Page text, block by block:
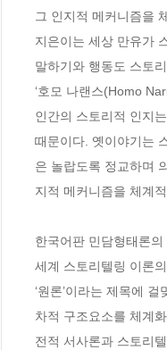
그 인지적 메커니즘을
지은이는 세상 만유가
말하기와 행동도 스토
‘호모 나랜스(Homo
인간의 스토리적 인지
때문이다. 옛이야기는
은 놀랍도록 정교하며
지적 메커니즘을 체계
한국어판 민담형태론의
세계 스토리텔링 이론
‘원론’이라는 제목에
차적 구조요소를 체계
전적 서사론과 스토리